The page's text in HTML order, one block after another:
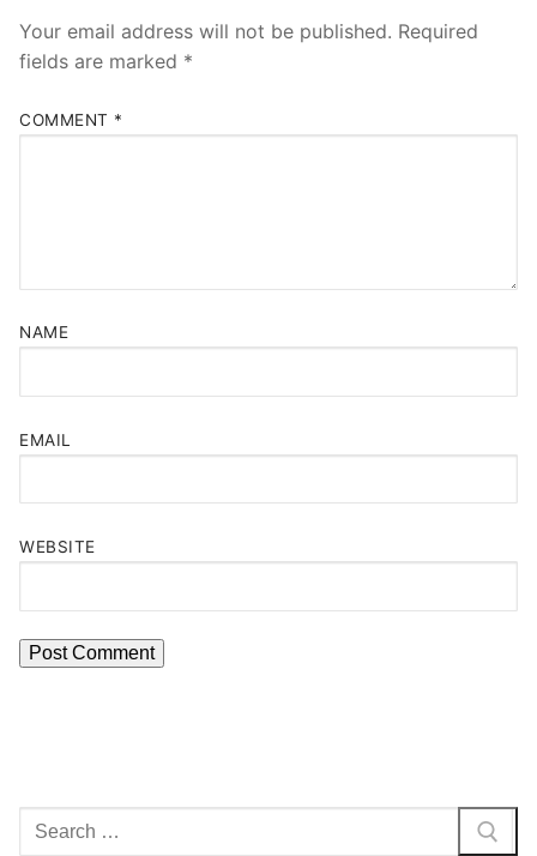
Your email address will not be published. Required
fields are marked *
COMMENT *
NAME
EMAIL
WEBSITE